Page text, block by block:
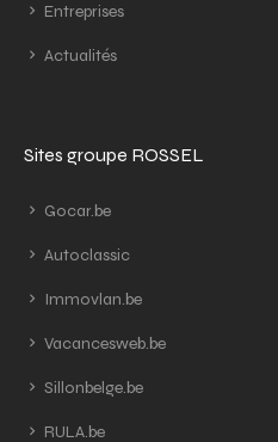
Entreprises
Actualités
Sites groupe ROSSEL
Gocar.be
Autoclassic
Immovlan.be
Vacancesweb.be
Sillonbelge.be
RULA.be